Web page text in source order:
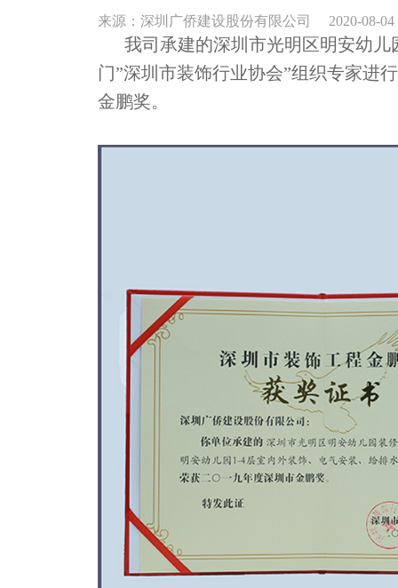
来源：深圳广侨建设股份有限公司 2020-08-04
我司承建的深圳市光明区明安幼儿
门”深圳市装饰行业协会”组织专家进
金鹏奖。